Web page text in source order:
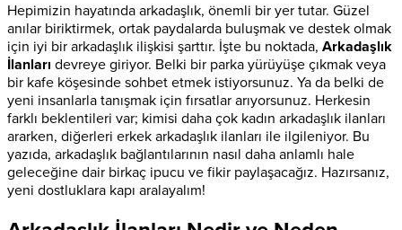
Hepimizin hayatında arkadaşlık, önemli bir yer tutar. Güzel
anılar biriktirmek, ortak paydalarda buluşmak ve destek olmak
için iyi bir arkadaşlık ilişkisi şarttır. İşte bu noktada, Arkadaşlık
İlanları devreye giriyor. Belki bir parka yürüyüşe çıkmak veya
bir kafe köşesinde sohbet etmek istiyorsunuz. Ya da belki de
yeni insanlarla tanışmak için fırsatlar arıyorsunuz. Herkesin
farklı beklentileri var; kimisi daha çok kadın arkadaşlık ilanları
ararken, diğerleri erkek arkadaşlık ilanları ile ilgileniyor. Bu
yazıda, arkadaşlık bağlantılarının nasıl daha anlamlı hale
geleceğine dair birkaç ipucu ve fikir paylaşacağız. Hazırsanız,
yeni dostluklara kapı aralayalım!